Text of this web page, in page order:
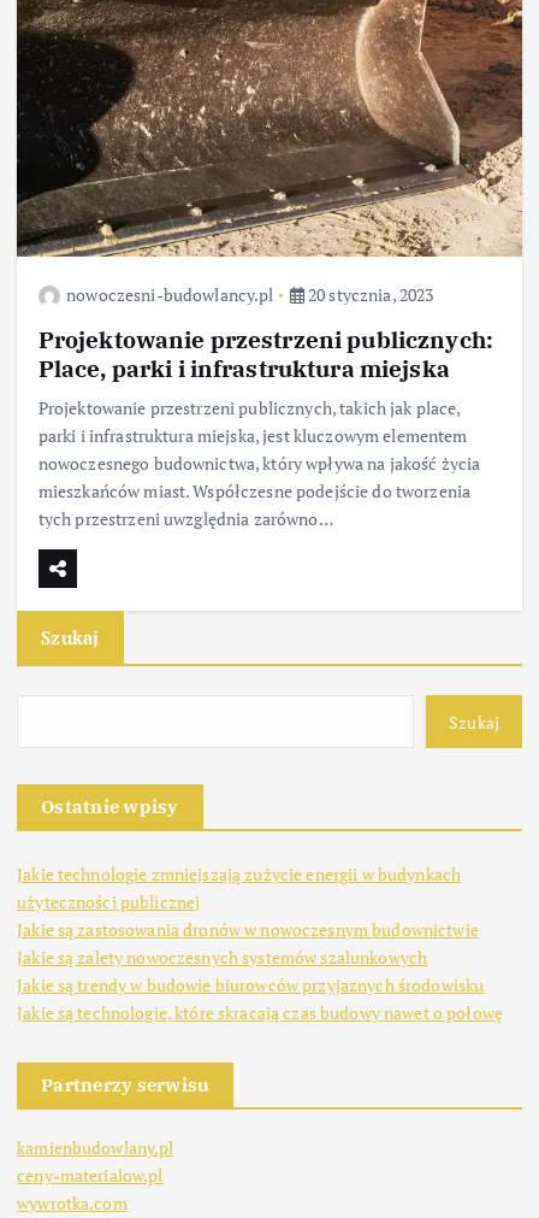
nowoczesni-budowlancy.pl 20 stycznia, 2023
Projektowanie przestrzeni publicznych:
Place, parki i infrastruktura miejska
Projektowanie przestrzeni publicznych, takich jak place,
parki i infrastruktura miejska, jest kluczowym elementem
nowoczesnego budownictwa, który wpływa na jakość życia
mieszkańców miast. Współczesne podejście do tworzenia
tych przestrzeni uwzględnia zarówno…
Szukaj
Szukaj
Ostatnie wpisy
Jakie technologie zmniejszają zużycie energii w budynkach
użyteczności publicznej
Jakie są zastosowania dronów w nowoczesnym budownictwie
Jakie są zalety nowoczesnych systemów szalunkowych
Jakie są trendy w budowie biurowców przyjaznych środowisku
Jakie są technologie, które skracają czas budowy nawet o połowę
Partnerzy serwisu
kamienbudowlany.pl
ceny-materialow.pl
wywrotka.com